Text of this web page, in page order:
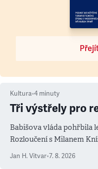
Kultura•4 minuty
Tři výstřely pro
Babišova vláda pohřbila
Rozloučení s Milanem
salvy i kritika pokrokářů
Jan H. Vitvar•7. 8. 2026